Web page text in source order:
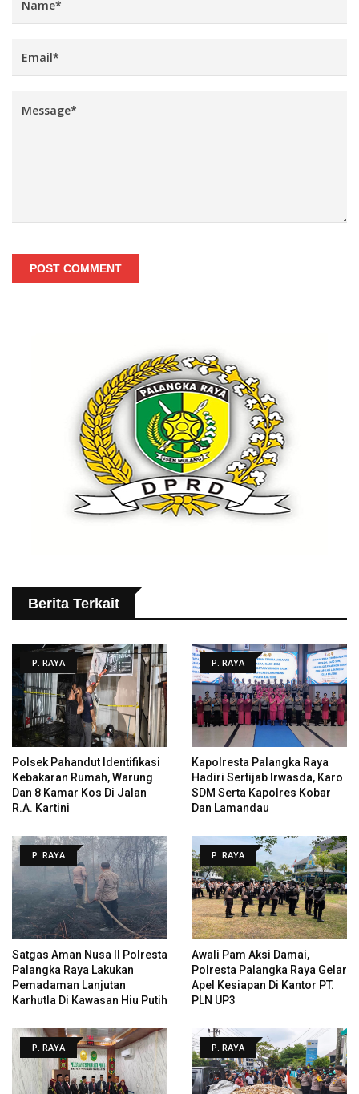
POST COMMENT
Berita Terkait
P. RAYA
Polsek Pahandut Identifikasi
Kebakaran Rumah, Warung
Dan 8 Kamar Kos Di Jalan
R.A. Kartini
P. RAYA
Kapolresta Palangka Raya
Hadiri Sertijab Irwasda, Karo
SDM Serta Kapolres Kobar
Dan Lamandau
P. RAYA
Satgas Aman Nusa II Polresta
Palangka Raya Lakukan
Pemadaman Lanjutan
Karhutla Di Kawasan Hiu Putih
P. RAYA
Awali Pam Aksi Damai,
Polresta Palangka Raya Gelar
Apel Kesiapan Di Kantor PT.
PLN UP3
P. RAYA P. RAYA